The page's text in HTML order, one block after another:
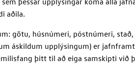
aðila.
götu, húsnúmeri, póstnúmeri,
áskildum upplýsingum) er
þitt til að eiga samskipti við